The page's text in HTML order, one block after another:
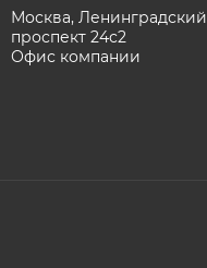
Москва, Ленинградский
проспект 24с2
Офис компании